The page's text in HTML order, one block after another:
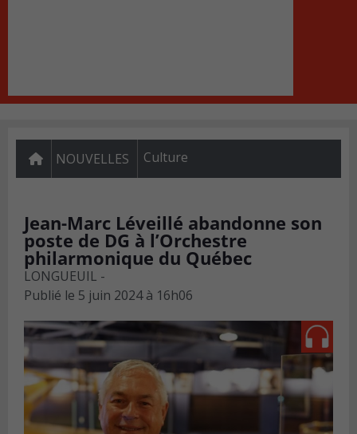
NOUVELLES Culture
Jean-Marc Léveillé abandonne son
poste de DG à l’Orchestre
philarmonique du Québec
LONGUEUIL -
Publié le 5 juin 2024 à 16h06